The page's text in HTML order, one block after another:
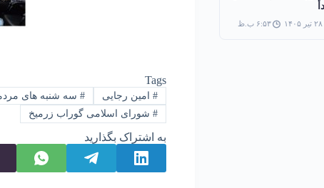
Tags
#امین رجایی #سه شنبه های
#شورای اسلامی گوراب زرمیخ
به اشتراک بگذارید
۲۸ تیر ۱۴۰۵ ۶:۵۳ ب.ظ